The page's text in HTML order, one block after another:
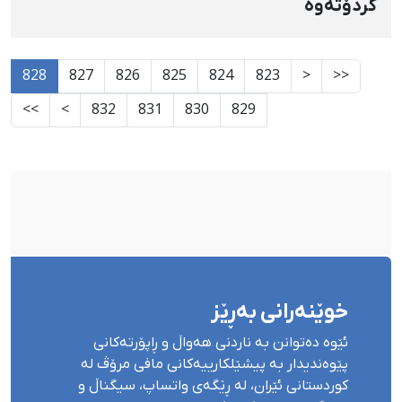
کردۆتەوە
<<
<
823
824
825
826
827
828
829
830
831
832
>
>>
خوێنەرانی بەڕێز
ئێوە دەتوانن بە ناردنی هەواڵ و ڕاپۆرتەکانی
پێوەندیدار بە پیشێلکارییەکانی مافی مرۆڤ لە
کوردستانی ئێران، لە ڕێگەی واتساپ، سیگناڵ و